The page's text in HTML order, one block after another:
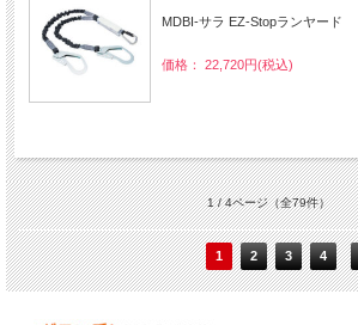
MDBI-サラ EZ-Stopランヤード
価格： 22,720円(税込)
1 / 4ページ（全79件）
1 2 3 4